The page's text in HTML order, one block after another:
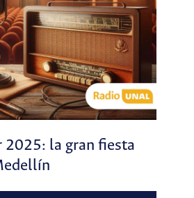
2025: la gran fiesta